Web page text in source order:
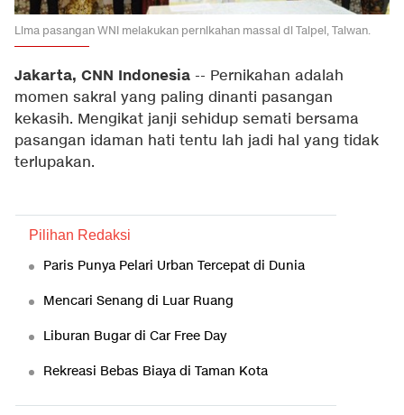
Lima pasangan WNI melakukan pernikahan massal di Taipei, Taiwan.
Jakarta, CNN Indonesia -- Pernikahan adalah
momen sakral yang paling dinanti pasangan
kekasih. Mengikat janji sehidup semati bersama
pasangan idaman hati tentu lah jadi hal yang tidak
terlupakan.
Pilihan Redaksi
Paris Punya Pelari Urban Tercepat di Dunia
Mencari Senang di Luar Ruang
Liburan Bugar di Car Free Day
Rekreasi Bebas Biaya di Taman Kota